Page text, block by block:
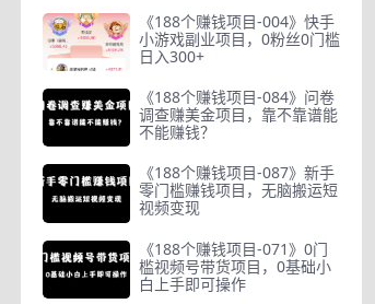
《188个赚钱项目-004》快手
小游戏副业项目，0粉丝0门槛
日入300+
《188个赚钱项目-084》问卷
调查赚美金项目，靠不靠谱能
不能赚钱？
《188个赚钱项目-087》新手
零门槛赚钱项目，无脑搬运短
视频变现
《188个赚钱项目-071》0门
槛视频号带货项目，0基础小
白上手即可操作